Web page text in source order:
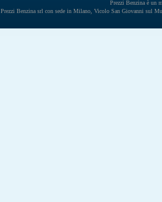
Prezzi Benzina è un
Prezzi Benzina srl con sede in Milano, Vicolo San Giovanni sul